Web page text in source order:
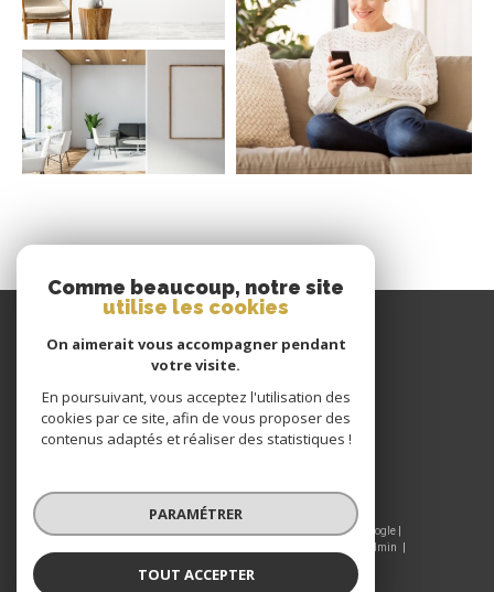
GIRAUD IMMOBILIER
CONTACT@GIRAUDIMMO.COM
9 RUE CHANTELOUP
© 2026 | Tous droits réservés | Traduction powered by Google |
Admin
Comme beaucoup, notre site
utilise les cookies
On aimerait vous accompagner pendant
votre visite.
En poursuivant, vous acceptez l'utilisation des
cookies par ce site, afin de vous proposer des
contenus adaptés et réaliser des statistiques !
PARAMÉTRER
TOUT ACCEPTER